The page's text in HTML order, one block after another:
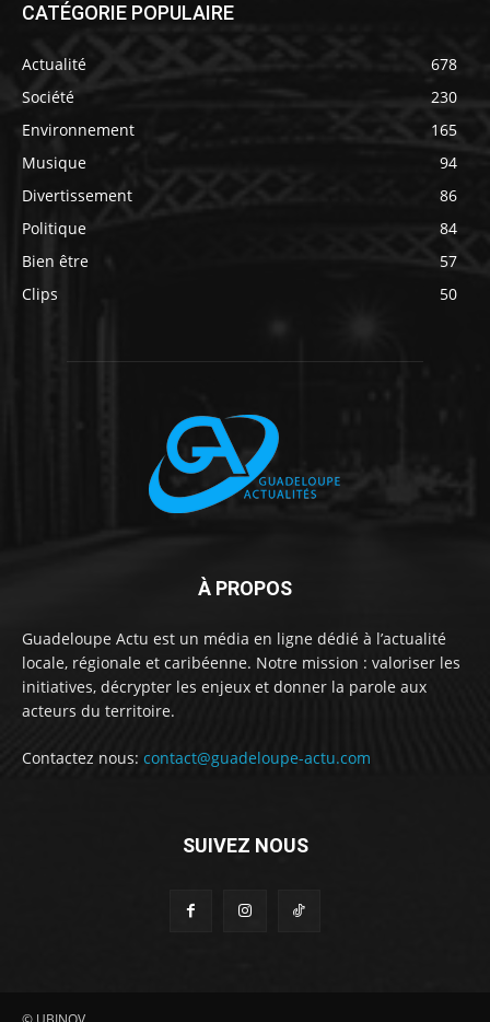
CATÉGORIE POPULAIRE
Actualité
678
Société
230
Environnement
165
Musique
94
Divertissement
86
Politique
84
Bien être
57
Clips
50
À PROPOS
Guadeloupe Actu est un média en ligne dédié à l’actualité
locale, régionale et caribéenne. Notre mission : valoriser les
initiatives, décrypter les enjeux et donner la parole aux
acteurs du territoire.
Contactez nous: contact@guadeloupe-actu.com
SUIVEZ NOUS